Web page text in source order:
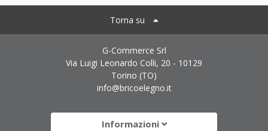
Torna su
G-Commerce Srl
Via Luigi Leonardo Colli, 20 - 10129
Torino (TO)
info@bricoelegno.it
Informazioni